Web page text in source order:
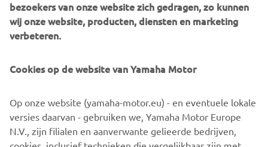
behoeften van klanten en bieden nog meer
mogelijkheden. In totaal zijn er van de MT-serie de
afgelopen 6 jaar meer dan 241.000 eenheden verkocht in
Hyper Naked is voortdurend in ontwikkeling en dit blijkt
agressieve nieuwe look, nieuwe geavanceerde
technologie en hogere algemene specificaties is deze
motor meer MT dan ooit!
wij onze website, producten, diensten en marketing
verbeteren.
Cookies op de website van Yamaha Motor
Op onze website (yamaha-motor.eu) - en eventuele lokale
versies daarvan - gebruiken we, Yamaha Motor Europe
N.V., zijn filialen en aanverwante gelieerde bedrijven,
cookies, inclusief technieken die vergelijkbaar zijn met